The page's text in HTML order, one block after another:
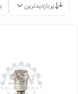
پربازدیدترین